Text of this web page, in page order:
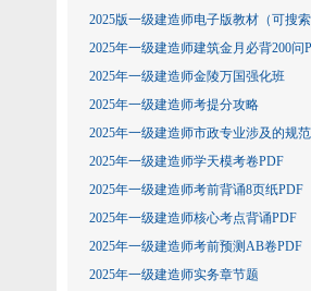
2025版一级建造师电子版教材（可搜索
2025年一级建造师建筑金月必背200问
2025年一级建造师金陵万国强化班
2025年一级建造师考提分攻略
2025年一级建造师市政专业涉及的规
2025年一级建造师学天模考卷PDF
2025年一级建造师考前背诵8页纸PDF
2025年一级建造师核心考点背诵PDF
2025年一级建造师考前预测AB卷PDF
2025年一级建造师实务章节题